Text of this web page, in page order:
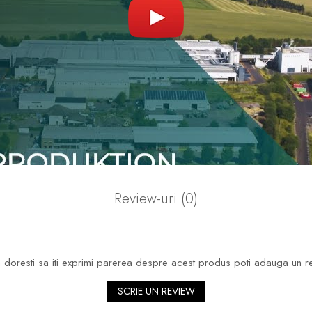
Review-uri (0)
doresti sa iti exprimi parerea despre acest produs poti adauga un
SCRIE UN REVIEW